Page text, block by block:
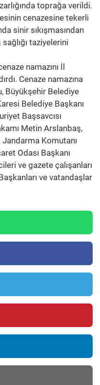
toprağa verildi.
cenazesine tekerli
sinir sıkışmasından
taziyelerini
namazını İl
Cenaze namazına
Büyükşehir Belediye
Belediye Başkanı
Başsavcısı
Metin Arslanbaş,
Komutanı
Odası Başkanı
ve gazete çalışanları
ve vatandaşlar